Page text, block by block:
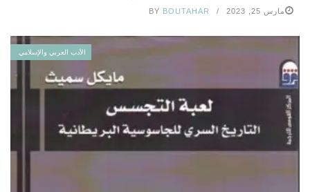
مارس 25, 2023 BY BOUTAHAR
الأدب العربي والإسلامي